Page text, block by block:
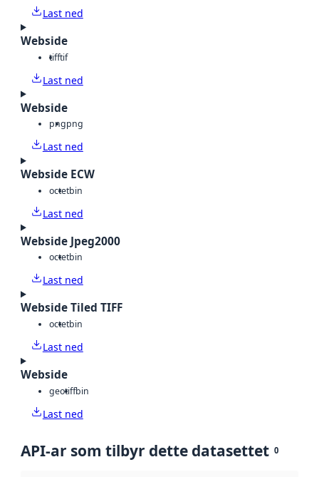
Last ned
Webside
tifftif
Last ned
Webside
pngpng
Last ned
Webside ECW
octetbin
Last ned
Webside Jpeg2000
octetbin
Last ned
Webside Tiled TIFF
octetbin
Last ned
Webside
geotiffbin
Last ned
API-ar som tilbyr dette datasettet 0